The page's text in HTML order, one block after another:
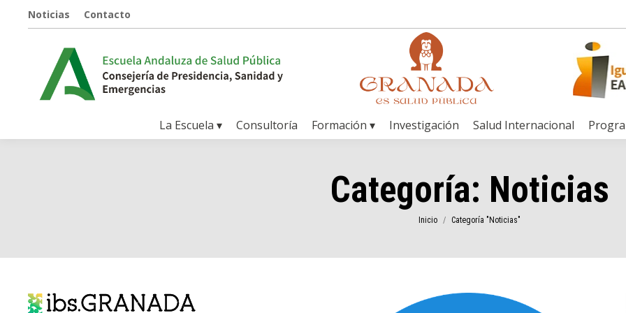
Noticias Contacto
La Escuela ▾ Consultoría Formación ▾ Investigación Salud Internacional
Categoría: Noticias
Estás aquí:
Inicio Categoría "Noticias"